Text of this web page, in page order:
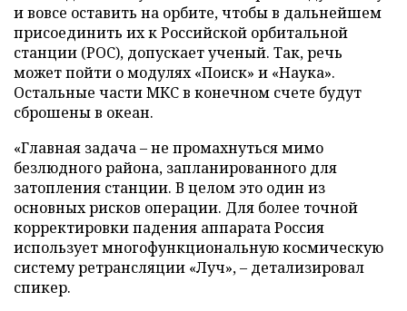
и вовсе оставить на орбите, чтобы в дальнейшем
присоединить их к Российской орбитальной
станции (РОС), допускает ученый. Так, речь
может пойти о модулях «Поиск» и «Наука».
Остальные части МКС в конечном счете будут
сброшены в океан.
«Главная задача – не промахнуться мимо
безлюдного района, запланированного для
затопления станции. В целом это один из
основных рисков операции. Для более точной
корректировки падения аппарата Россия
использует многофункциональную космическую
систему ретрансляции «Луч», – детализировал
спикер.